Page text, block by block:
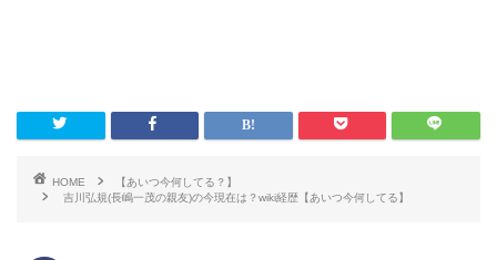
HOME
【あいつ今何してる？】
吉川弘規(長嶋一茂の親友)の今現在は？wiki経歴【あいつ今何してる】